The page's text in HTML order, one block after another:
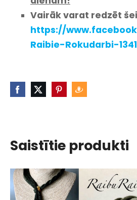
Vairāk varat redzēt
https://
Raibie-Rokudarbi-
Saistītie produkti